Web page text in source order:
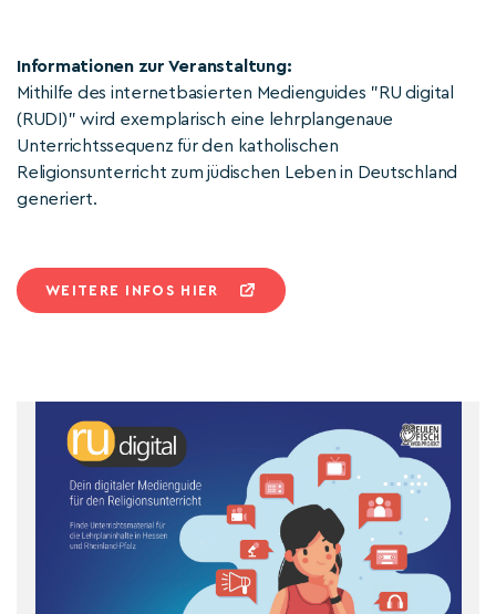
Informationen zur Veranstaltung:
Mithilfe des internetbasierten Medienguides "RU digital
(RUDI)" wird exemplarisch eine lehrplangenaue
Unterrichtssequenz für den katholischen
Religionsunterricht zum jüdischen Leben in Deutschland
generiert.
WEITERE INFOS HIER